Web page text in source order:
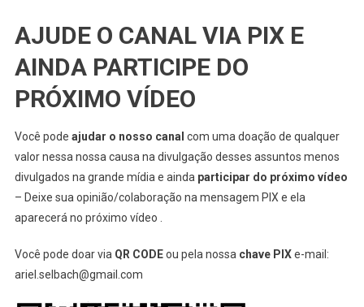
AJUDE O CANAL VIA PIX E
AINDA PARTICIPE DO
PRÓXIMO VÍDEO
Você pode ajudar o nosso canal com uma doação de qualquer
valor nessa nossa causa na divulgação desses assuntos menos
divulgados na grande mídia e ainda participar do próximo vídeo
– Deixe sua opinião/colaboração na mensagem PIX e ela
aparecerá no próximo vídeo .
Você pode doar via QR CODEou pela nossa chave PIXe-mail:
ariel.selbach@gmail.com